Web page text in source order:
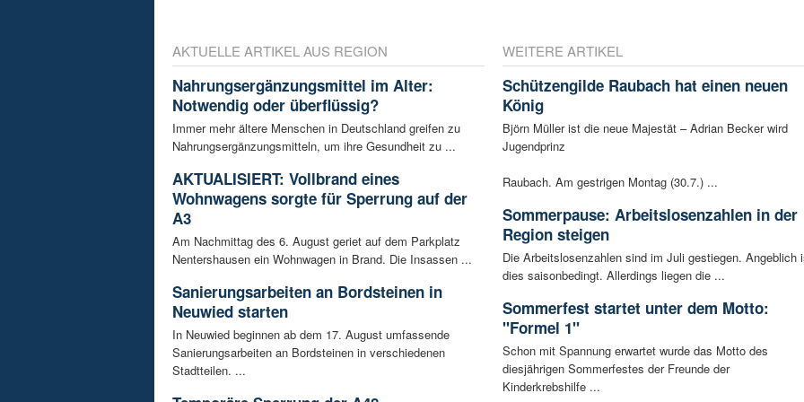
AKTUELLE ARTIKEL AUS REGION
Nahrungsergänzungsmittel im Alter:
Notwendig oder überflüssig?
Immer mehr ältere Menschen in Deutschland greifen zu
Nahrungsergänzungsmitteln, um ihre Gesundheit zu ...
AKTUALISIERT: Vollbrand eines
Wohnwagens sorgte für Sperrung auf der
A3
Am Nachmittag des 6. August geriet auf dem Parkplatz
Nentershausen ein Wohnwagen in Brand. Die Insassen ...
Sanierungsarbeiten an Bordsteinen in
Neuwied starten
In Neuwied beginnen ab dem 17. August umfassende
Sanierungsarbeiten an Bordsteinen in verschiedenen
Stadtteilen. ...
WEITERE ARTIKEL
Schützengilde Raubach hat einen neuen
König
Björn Müller ist die neue Majestät – Adrian Becker wird
Jugendprinz
Raubach. Am gestrigen Montag (30.7.) ...
Sommerpause: Arbeitslosenzahlen in der
Region steigen
Die Arbeitslosenzahlen sind im Juli gestiegen. Angeblich
dies saisonbedingt. Allerdings liegen die ...
Sommerfest startet unter dem Motto:
"Formel 1"
Schon mit Spannung erwartet wurde das Motto des
diesjährigen Sommerfestes der Freunde der
Kinderkrebshilfe ...